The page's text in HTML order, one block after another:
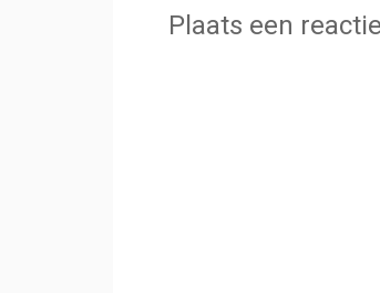
Plaats een reactie